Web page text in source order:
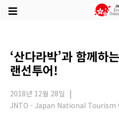
‘산다라박’과 함께하
랜선투어!
2018년 12월 28일
JNTO - Japan National